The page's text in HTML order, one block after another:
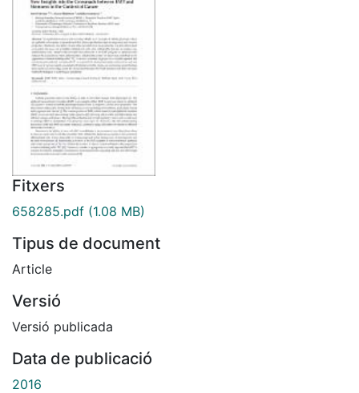
Fitxers
658285.pdf (1.08 MB)
Tipus de document
Article
Versió
Versió publicada
Data de publicació
2016